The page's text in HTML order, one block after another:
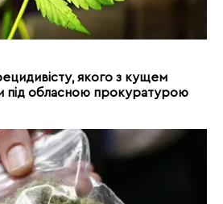
якого з кущем
під обласною прокуратурою